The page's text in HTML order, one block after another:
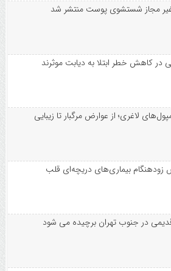
مجاز شستشوی پوست منتشر شد
در کاهش خطر ابتلا به دیابت موثرند
لاغری؛ از عوارض مرگبار تا زیبایی
بیماری‌های دریچه‌ای قلب
در جنوب تهران برچیده می شود